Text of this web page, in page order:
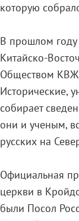
которую
В прошлом году
Китайско-
Обществом
Исторические,
собирает
они и ученым,
русских на
Официальная
церкви в
были Посол